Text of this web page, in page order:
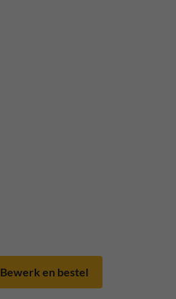
Bewerk en bestel